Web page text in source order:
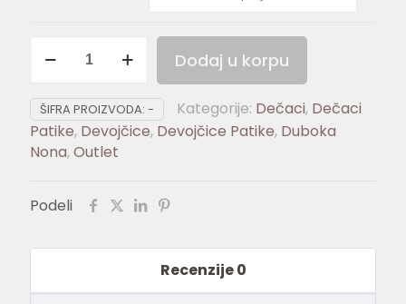
04
Dodaj u korpu
ŠIFRA PROIZVODA: - Kategorije: Dečaci, Dečaci
Patike, Devojčice, Devojčice Patike, Duboka
Nona,Outlet
Podeli
Recenzije0